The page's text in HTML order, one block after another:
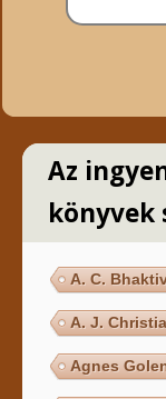
Az
könyvek
A. C.
A. J.
Agnes